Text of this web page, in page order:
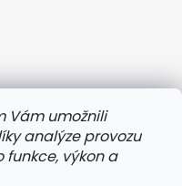
Vám umožnili
analýze provozu
funkce, výkon a